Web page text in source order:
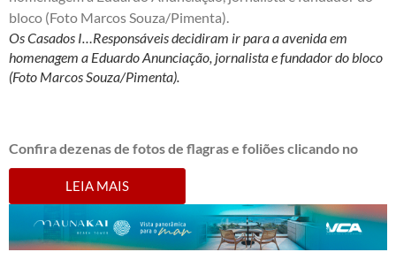
Os Casados I…Responsáveis decidiram ir para a avenida em
homenagem a Eduardo Anunciação, jornalista e fundador do bloco
(Foto Marcos Souza/Pimenta).
Confira dezenas de fotos de flagras e foliões clicando no
LEIA MAIS